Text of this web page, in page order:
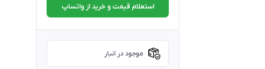
استعلام قیمت و خرید از واتساپ
موجود در انبار